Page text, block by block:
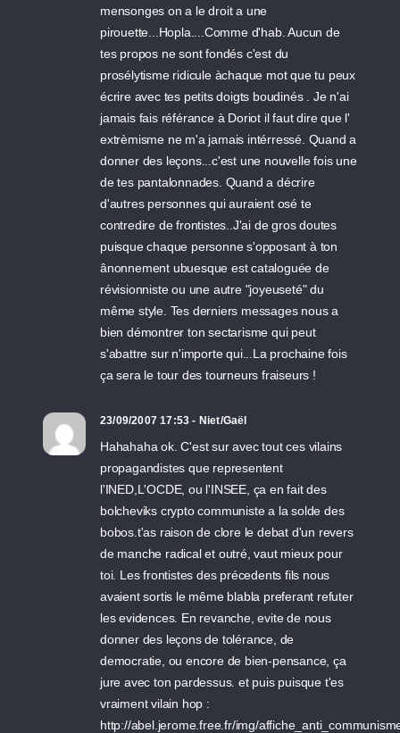
mensonges on a le droit a une
pirouette...Hopla....Comme d'hab. Aucun de
tes propos ne sont fondés c'est du
prosélytisme ridicule àchaque mot que tu peux
écrire avec tes petits doigts boudinés . Je n'ai
jamais fais référance à Doriot il faut dire que l'
extrèmisme ne m'a jamais intérressé. Quand a
donner des leçons...c'est une nouvelle fois une
de tes pantalonnades. Quand a décrire
d'autres personnes qui auraient osé te
contredire de frontistes..J'ai de gros doutes
puisque chaque personne s'opposant à ton
ânonnement ubuesque est cataloguée de
révisionniste ou une autre "joyeuseté" du
même style. Tes derniers messages nous a
bien démontrer ton sectarisme qui peut
s'abattre sur n'importe qui...La prochaine fois
ça sera le tour des tourneurs fraiseurs !
23/09/2007 17:53 - Niet/Gaël
Hahahaha ok. C'est sur avec tout ces vilains
propagandistes que representent
l'INED,L'OCDE, ou l'INSEE, ça en fait des
bolcheviks crypto communiste a la solde des
bobos.t'as raison de clore le debat d'un revers
de manche radical et outré, vaut mieux pour
toi. Les frontistes des précedents fils nous
avaient sortis le même blabla preferant refuter
les evidences. En revanche, evite de nous
donner des leçons de tolérance, de
democratie, ou encore de bien-pensance, ça
jure avec ton pardessus. et puis puisque t'es
vraiment vilain hop :
http://abel.jerome.free.fr/img/